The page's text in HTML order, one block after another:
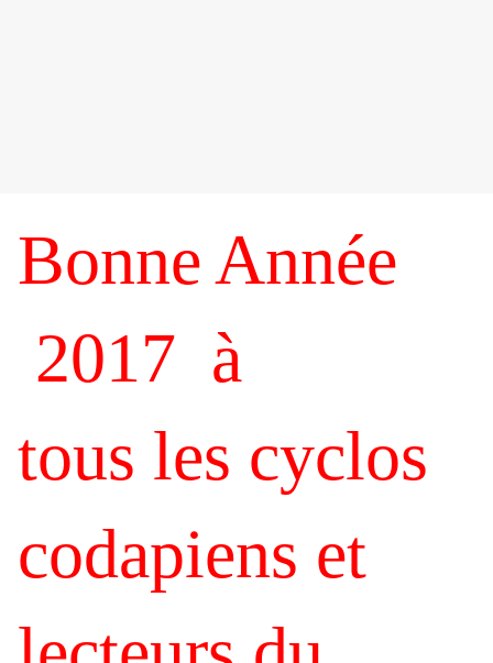
Bonne Année
2017 à
tous les cyclos
codapiens et